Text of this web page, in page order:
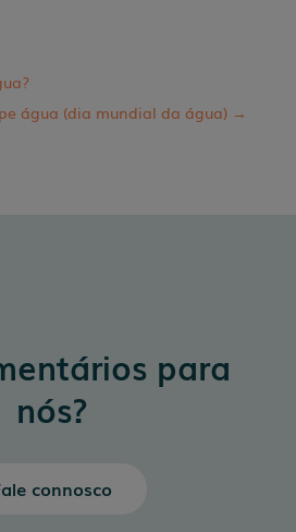
água (dia mundial da água) →
para
nós?
connosco